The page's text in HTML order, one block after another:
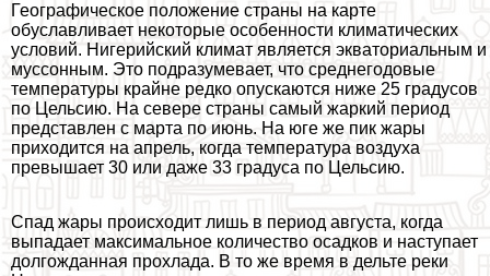
Географическое положение страны на карте
обуславливает некоторые особенности климатических
условий. Нигерийский климат является экваториальным и
муссонным. Это подразумевает, что среднегодовые
температуры крайне редко опускаются ниже 25 градусов
по Цельсию. На севере страны самый жаркий период
представлен с марта по июнь. На юге же пик жары
приходится на апрель, когда температура воздуха
превышает 30 или даже 33 градуса по Цельсию.
Спад жары происходит лишь в период августа, когда
выпадает максимальное количество осадков и наступает
долгожданная прохлада. В то же время в дельте реки